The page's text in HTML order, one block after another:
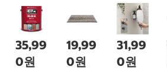
35,99
0원
19,99
0원
31,99
0원